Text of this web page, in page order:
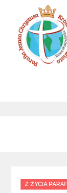
content
Króla
Categories
Z ŻYCIA PARAFII